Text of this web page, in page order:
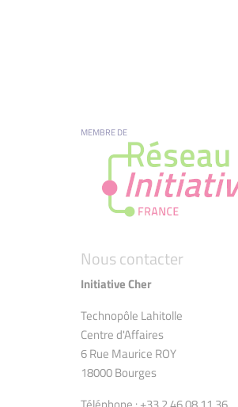
MEMBRE DE
Nous contacter
Initiative Cher
Technopôle Lahitolle
Centre d'Affaires
6 Rue Maurice ROY
18000 Bourges